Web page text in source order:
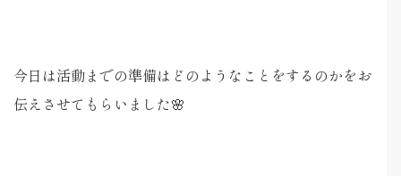
今日は活動までの準備はどのようなことをするのかをお
伝えさせてもらいました🌸